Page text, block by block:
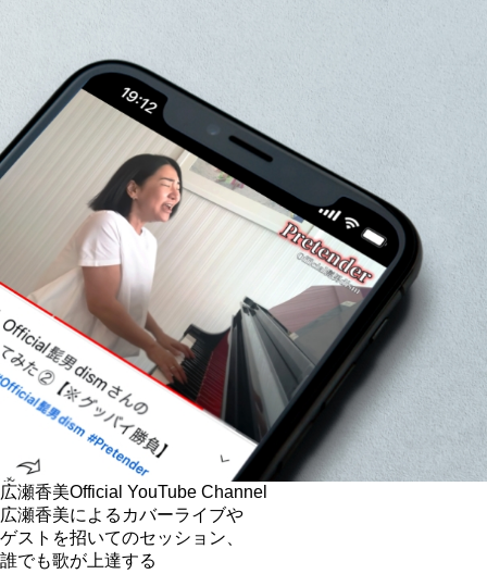
広瀬香美Official YouTube Channel
広瀬香美によるカバーライブや
ゲストを招いてのセッション、
誰でも歌が上達する